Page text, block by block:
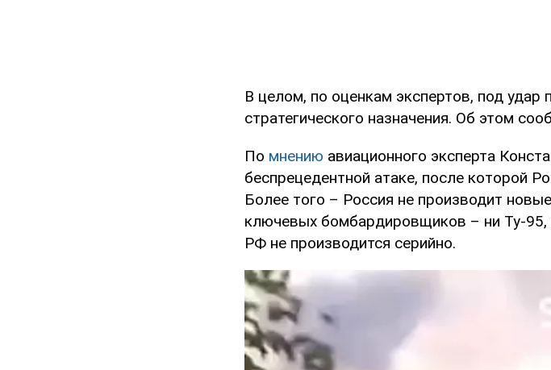
В целом, по оценкам экспертов, под удар
стратегического назначения. Об этом
По мнению авиационного эксперта
беспрецедентной атаке, после которой
Более того – Россия не производит
ключевых бомбардировщиков – ни Ту-
РФ не производится серийно.